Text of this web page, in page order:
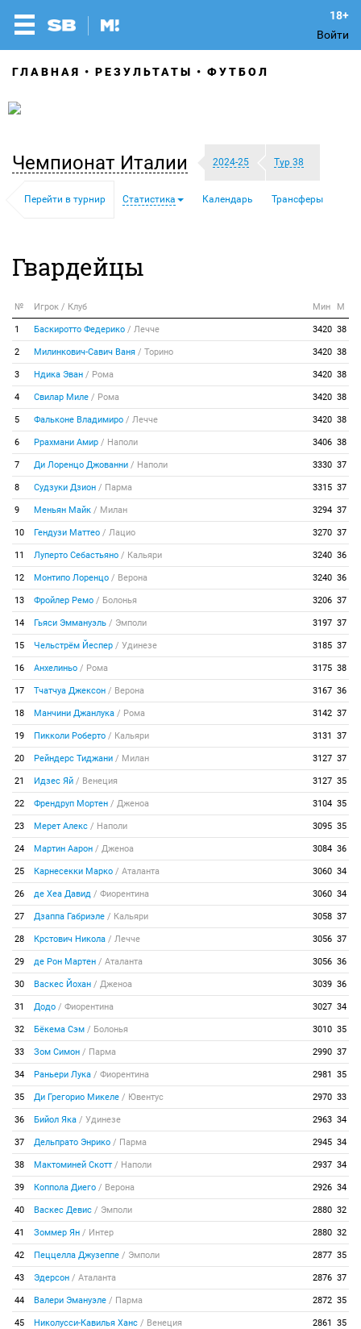
Войти
ГЛАВНАЯ РЕЗУЛЬТАТЫ ФУТБОЛ
Чемпионат Италии 2024-25 Тур 38
Перейти в турнир Статистика Календарь Трансферы
Гвардейцы
№ Игрок / Клуб Мин М
1 Баскиротто Федерико / Лечче 3420 38
2 Милинкович-Савич Ваня / Торино 3420 38
3 Ндика Эван / Рома 3420 38
4 Свилар Миле / Рома 3420 38
5 Фальконе Владимиро / Лечче 3420 38
6 Ррахмани Амир / Наполи 3406 38
7 Ди Лоренцо Джованни / Наполи 3330 37
8 Судзуки Дзион / Парма 3315 37
9 Меньян Майк / Милан 3294 37
10 Гендузи Маттео / Лацио 3270 37
11 Луперто Себастьяно / Кальяри 3240 36
12 Монтипо Лоренцо / Верона 3240 36
13 Фройлер Ремо / Болонья 3206 37
14 Гьяси Эммануэль / Эмполи 3197 37
15 Чельстрём Йеспер / Удинезе 3185 37
16 Анхелиньо / Рома 3175 38
17 Тчатчуа Джексон / Верона 3167 36
18 Манчини Джанлука / Рома 3142 37
19 Пикколи Роберто / Кальяри 3131 37
20 Рейндерс Тиджани / Милан 3127 37
21 Идзес Яй / Венеция 3127 35
22 Френдруп Мортен / Дженоа 3104 35
23 Мерет Алекс / Наполи 3095 35
24 Мартин Аарон / Дженоа 3084 36
25 Карнесекки Марко / Аталанта 3060 34
26 де Хеа Давид / Фиорентина 3060 34
27 Дзаппа Габриэле / Кальяри 3058 37
28 Крстович Никола / Лечче 3056 37
29 де Рон Мартен / Аталанта 3056 36
30 Васкес Йохан / Дженоа 3039 36
31 Додо / Фиорентина 3027 34
32 Бёкема Сэм / Болонья 3010 35
33 Зом Симон / Парма 2990 37
34 Раньери Лука / Фиорентина 2981 35
35 Ди Грегорио Микеле / Ювентус 2970 33
36 Бийол Яка / Удинезе 2963 34
37 Дельпрато Энрико / Парма 2945 34
38 Мактоминей Скотт / Наполи 2937 34
39 Коппола Диего / Верона 2926 34
40 Васкес Девис / Эмполи 2880 32
41 Зоммер Ян / Интер 2880 32
42 Пеццелла Джузеппе / Эмполи 2877 35
43 Эдерсон / Аталанта 2876 37
44 Валери Эмануэле / Парма 2872 35
45 Николусси-Кавилья Ханс / Венеция 2861 35